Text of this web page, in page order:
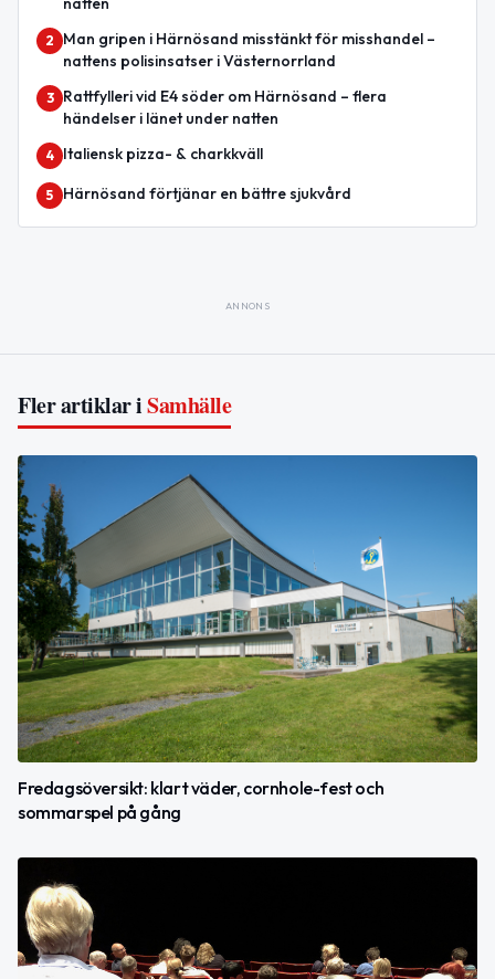
2
Man gripen i Härnösand misstänkt för misshandel –
nattens polisinsatser i Västernorrland
3
Rattfylleri vid E4 söder om Härnösand – flera
händelser i länet under natten
4 Italiensk pizza- & charkkväll
5 Härnösand förtjänar en bättre sjukvård
ANNONS
Fler artiklar iSamhälle
Fredagsöversikt: klart väder, cornhole-fest och
sommarspel på gång